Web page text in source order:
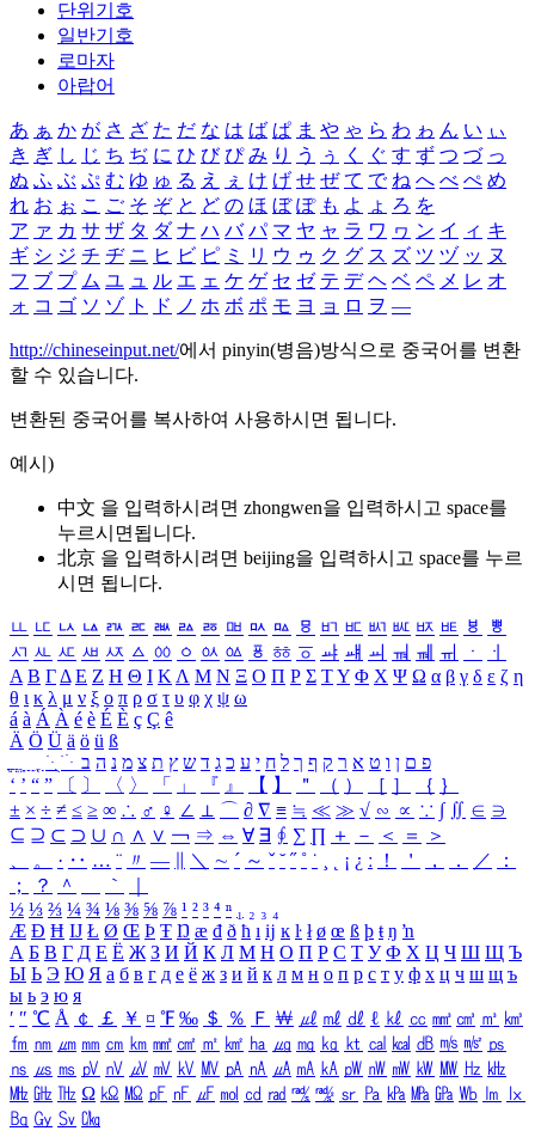
단위기호
일반기호
로마자
아랍어
あ ぁ か が さ ざ た だ な は ば ぱ ま や ゃ ら わ ゎ ん い ぃ
き ぎ し じ ち ぢ に ひ び ぴ み り う ぅ く ぐ す ず つ づ っ
ぬ ふ ぶ ぷ む ゆ ゅ る え ぇ け げ せ ぜ て で ね へ べ ぺ め
れ お ぉ こ ご そ ぞ と ど の ほ ぼ ぽ も よ ょ ろ を
ア ァ カ サ ザ タ ダ ナ ハ バ パ マ ヤ ャ ラ ワ ヮ ン イ ィ キ
ギ シ ジ チ ヂ ニ ヒ ビ ピ ミ リ ウ ゥ ク グ ス ズ ツ ヅ ッ ヌ
フ ブ プ ム ユ ュ ル エ ェ ケ ゲ セ ゼ テ デ ヘ ベ ペ メ レ オ
ォ コ ゴ ソ ゾ ト ド ノ ホ ボ ポ モ ヨ ョ ロ ヲ ―
http://chineseinput.net/에서 pinyin(병음)방식으로 중국어를 변환
할 수 있습니다.
변환된 중국어를 복사하여 사용하시면 됩니다.
예시)
中文 을 입력하시려면 zhongwen을 입력하시고 space를
누르시면됩니다.
北京 을 입력하시려면 beijing을 입력하시고 space를 누르
시면 됩니다.
ㅥ ㅦ ㅧ ㅨ ㅩ ㅪ ㅫ ㅬ ㅭ ㅮ ㅯ ㅰ ㅱ ㅲ ㅳ ㅴ ㅵ ㅶ ㅷ ㅸ
ㅹ
ㅺ ㅻ ㅼ ㅽ ㅾ ㅿ ㆀ ㆁ ㆂ ㆃ ㆄ ㆅ ㆆ ㆇ ㆈ ㆉ ㆊ ㆋ ㆌ ㆍ
ㆎ
Α Β ΓΔ Ε Ζ Η Θ Ι ΚΛ Μ Ν Ξ Ο Π Ρ Σ ΤΥ Φ Χ Ψ Ω α β γ δ ε ζ η
θ ι κ λ μ ν ξ ο π ρ σ τ υ φ χ ψ ω
á à Á À é è É È ç Ç ê
Ä Ö Ü ä ö ü ß
ִֶֹ ֻּ ׁׂ פ ם ן ו ט א ר ק ף ך ל ח י ע כ ג ד ש ץ ת צ מ נ ה ב
‘ ’ “ ” 〔 〕 〈 〉 「 」 『 』 【 】 ＂ （ ） ［ ］ ｛ ｝
± × ÷ ≠ ≤ ≥ ∞ ∴ ♂ ♀ ∠ ⊥ ⌒ ∂ ∇ ≡ ≒ ≪ ≫ √ ∽ ∝ ∵ ∫ ∬ ∈ ∋
⊆ ⊇ ⊂ ⊃ ∪ ∩ ∧ ∨ ￢ ⇒ ⇔ ∀ ∃ ∮ ∑ ∏ ＋ － ＜ ＝
＞
、
。 · ‥ … ¨ 〃 ― ＼ ∼ ´ ～ ˇ ˘ ˝ ˚ ˙ ¸ ¡ ¿ ː ！ ＇ ， ． ／
：
；
？ ＾ ｀
½ ⅓ ⅔ ¼ ¾ ⅛ ⅜ ⅝ ⅞ ¹ ² ³ ⁴ ⁿ ₁ ₂ ₃ ₄
Æ Ð Ħ Ĳ Ł Ø Œ Þ Ŧ Ŋ æ đ ð ħ ı ĳ ĸ ŀ ł ø œ ß þ ŧ ŋ ŉ
А Б В Г Д Е Ё Ж З И Й К Л М Н О П Р С Т У Ф Х Ц Ч Ш Щ Ъ
Ы Ь Э Ю Я а б в г д е ё ж з и й к л м н о п р с т у ф х ц ч ш щ ъ
ы ь э ю я
′ ″ ℃ Å ￠ ￡ ￥ ¤ ℉ ‰ ＄ ％ Ｆ ￦ ㎕ ㎖ ㎗ ℓ ㎘ ㏄ ㎣ ㎤ ㎥ ㎦
㎙ ㎚ ㎛ ㎜ ㎝ ㎞ ㎟ ㎠ ㎡ ㎢ ㏊ ㎍ ㎎ ㎏ ㏏ ㎈ ㎉ ㏈ ㎧ ㎨ ㎰
㎱ ㎲ ㎳ ㎴ ㎵ ㎶ ㎷ ㎸ ㎹ ㎀ ㎁ ㎂ ㎃ ㎄ ㎺ ㎻ ㎽ ㎾ ㎿ ㎐ ㎑
㎒ ㎓ ㎔ Ω ㏀ ㏁ ㎊ ㎋ ㎌ ㏖ ㏅ ㎭ ㎮ ㎯ ㏛ ㎩ ㎪ ㎫ ㎬ ㏝ ㏐
㏓
㏃ ㏉ ㏜ ㏆